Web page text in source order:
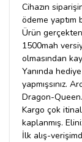
Cihazın
ödeme yaptım
Ürün gerçekten
1500mah
olmasından
Yanında
yapmışsınız.
Dragon-Queen.
Kargo çok
kaplanmış.
İlk alış-